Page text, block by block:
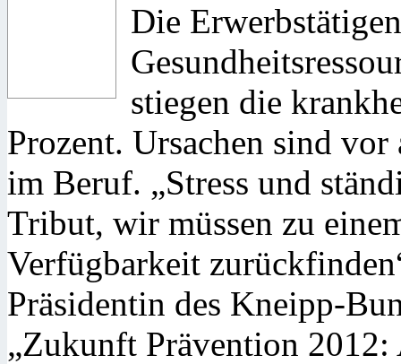
Die
stiegen die
Prozent. Ursachen sind
im Beruf. „Stress und
Tribut, wir müssen zu
Verfügbarkeit
Präsidentin des Kneipp-
„Zukunft Prävention